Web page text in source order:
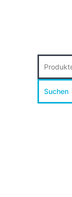
nach:
Suchen